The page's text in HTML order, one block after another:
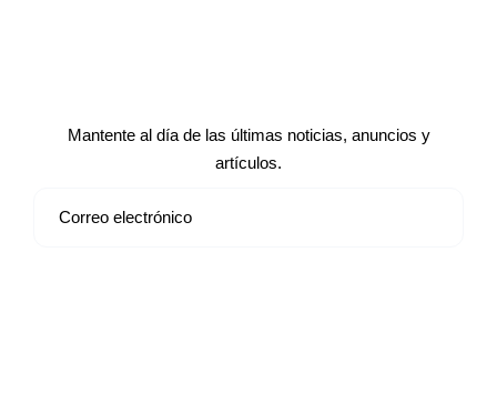
Mantente al día de las últimas noticias, anuncios y
artículos.